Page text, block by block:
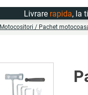
Livrarerapida, la tine
Motocositori / Pachet